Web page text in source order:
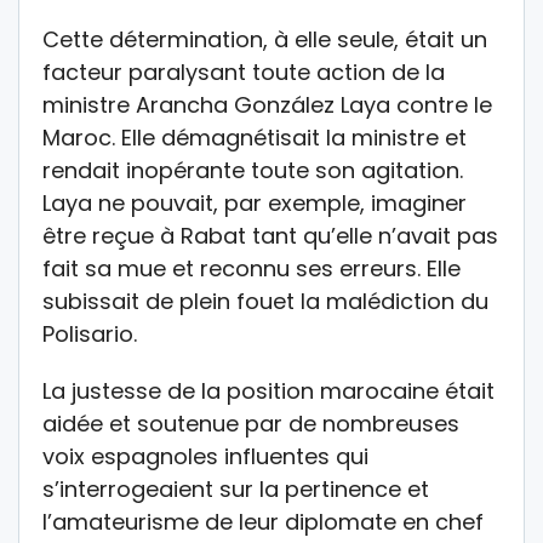
Cette détermination, à elle seule, était un
facteur paralysant toute action de la
ministre Arancha González Laya contre le
Maroc. Elle démagnétisait la ministre et
rendait inopérante toute son agitation.
Laya ne pouvait, par exemple, imaginer
être reçue à Rabat tant qu’elle n’avait pas
fait sa mue et reconnu ses erreurs. Elle
subissait de plein fouet la malédiction du
Polisario.
La justesse de la position marocaine était
aidée et soutenue par de nombreuses
voix espagnoles influentes qui
s’interrogeaient sur la pertinence et
l’amateurisme de leur diplomate en chef